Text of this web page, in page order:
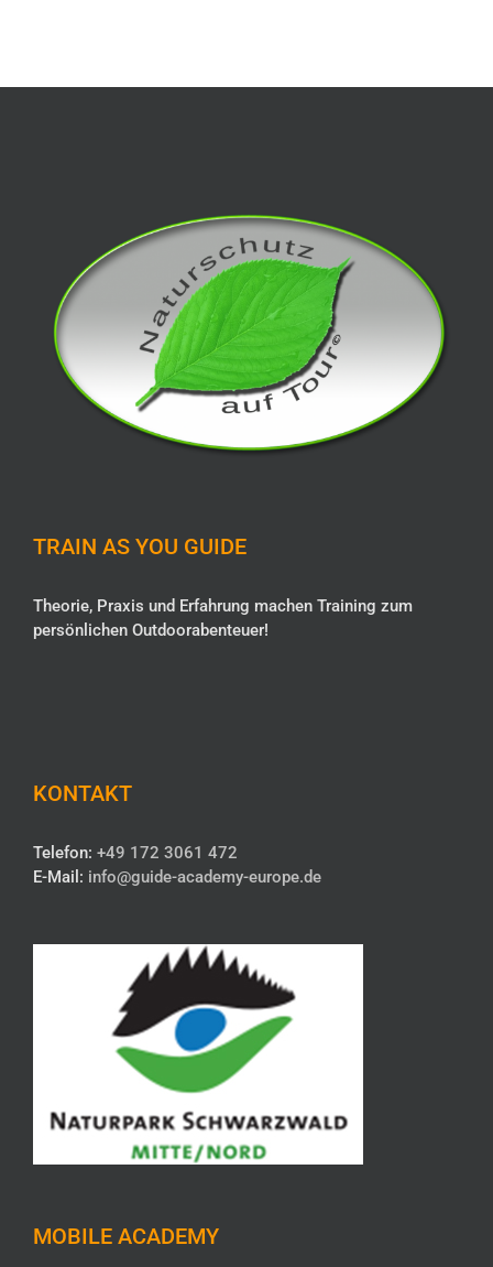
TRAIN AS YOU GUIDE
Theorie, Praxis und Erfahrung machen Training zum
persönlichen Outdoorabenteuer!
KONTAKT
Telefon: +49 172 3061 472
E-Mail: info@guide-academy-europe.de
MOBILE ACADEMY